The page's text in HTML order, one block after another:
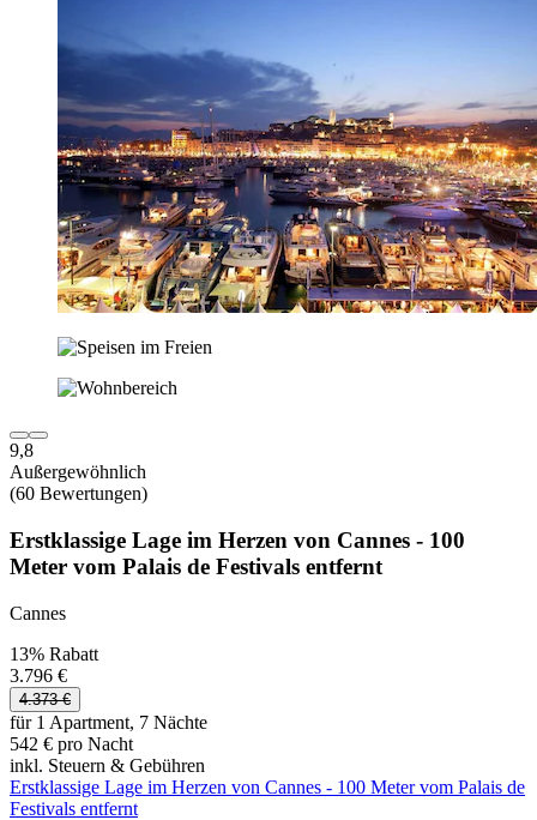
9,8
Außergewöhnlich
(60 Bewertungen)
Erstklassige Lage im Herzen von Cannes - 100
Meter vom Palais de Festivals entfernt
Cannes
13% Rabatt
3.796 €
4.373 €
für 1 Apartment, 7 Nächte
542 € pro Nacht
inkl. Steuern & Gebühren
Erstklassige Lage im Herzen von Cannes - 100 Meter vom Palais de
Festivals entfernt